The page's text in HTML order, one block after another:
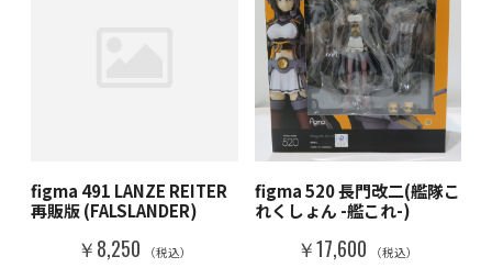
figma 491 LANZE REITER
再販版 (FALSLANDER)
￥8,250 （税込）
figma 520 長門改二(艦隊こ
れくしょん -艦これ-)
￥17,600 （税込）